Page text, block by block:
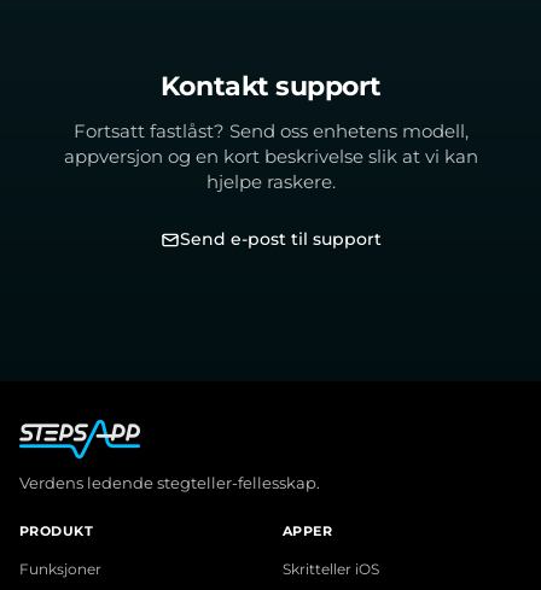
Kontakt support
Fortsatt fastlåst? Send oss enhetens modell,
appversjon og en kort beskrivelse slik at vi kan
hjelpe raskere.
Send e-post til support
Verdens ledende stegteller-fellesskap.
PRODUKT
Funksjoner
APPER
Skritteller iOS